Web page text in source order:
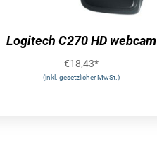
Logitech C270 HD webcam
€18,43*
(inkl. gesetzlicher MwSt.)